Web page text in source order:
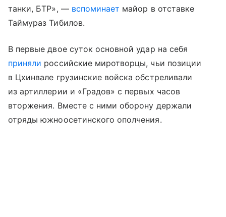
танки, БТР», — вспоминает майор в отставке
Таймураз Тибилов.
В первые двое суток основной удар на себя
приняли российские миротворцы, чьи позиции
в Цхинвале грузинские войска обстреливали
из артиллерии и «Градов» с первых часов
вторжения. Вместе с ними оборону держали
отряды южноосетинского ополчения.